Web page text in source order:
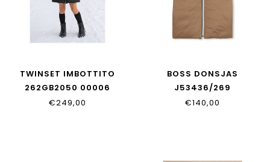
TWINSET IMBOTTITO
262GB2050 00006
€249,00
BOSS DONSJAS
J53436/269
€140,00